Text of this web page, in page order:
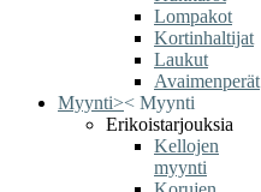
Lompakot
Kortinhaltijat
Laukut
Avaimenperät
Myynti>< Myynti
Erikoistarjouksia
Kellojen
myynti